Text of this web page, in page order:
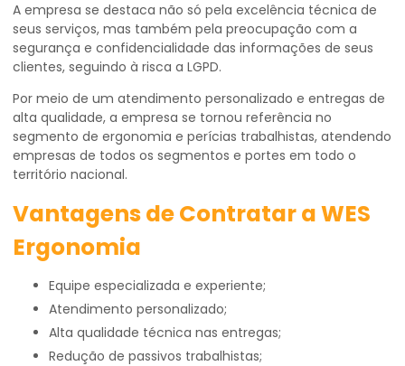
A empresa se destaca não só pela excelência técnica de
seus serviços, mas também pela preocupação com a
segurança e confidencialidade das informações de seus
clientes, seguindo à risca a LGPD.
Por meio de um atendimento personalizado e entregas de
alta qualidade, a empresa se tornou referência no
segmento de ergonomia e perícias trabalhistas, atendendo
empresas de todos os segmentos e portes em todo o
território nacional.
Vantagens de Contratar a WES
Ergonomia
Equipe especializada e experiente;
Atendimento personalizado;
Alta qualidade técnica nas entregas;
Redução de passivos trabalhistas;